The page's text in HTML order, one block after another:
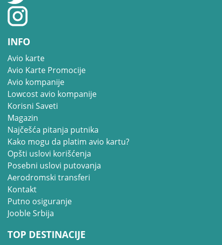
INFO
Avio karte
Avio Karte Promocije
Avio kompanije
Lowcost avio kompanije
Korisni Saveti
Magazin
Najčešća pitanja putnika
Kako mogu da platim avio kartu?
Opšti uslovi korišćenja
Posebni uslovi putovanja
Aerodromski transferi
Kontakt
Putno osiguranje
Jooble Srbija
TOP DESTINACIJE